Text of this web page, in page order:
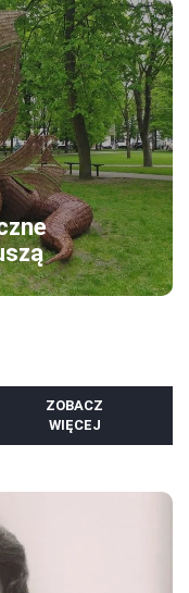
ZOBACZ
WIĘCEJ